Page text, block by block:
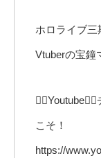
ホロライブ
Vtuberの宝鐘
こそ！
https://